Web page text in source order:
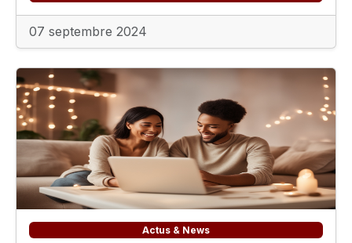
07 septembre 2024
Actus & News